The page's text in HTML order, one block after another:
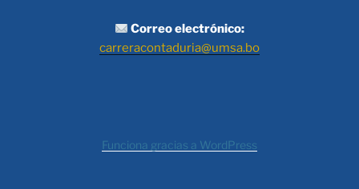
Correo electrónico:
carreracontaduria@umsa.bo
Funciona gracias a WordPress